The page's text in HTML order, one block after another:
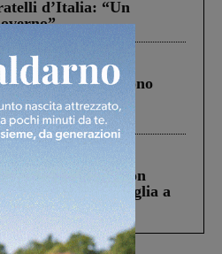
d’Italia: “Un
in A1 in cui morirono
Lo schianto, il
fra tir....
di Castiglion
aveva ucciso la figlia a